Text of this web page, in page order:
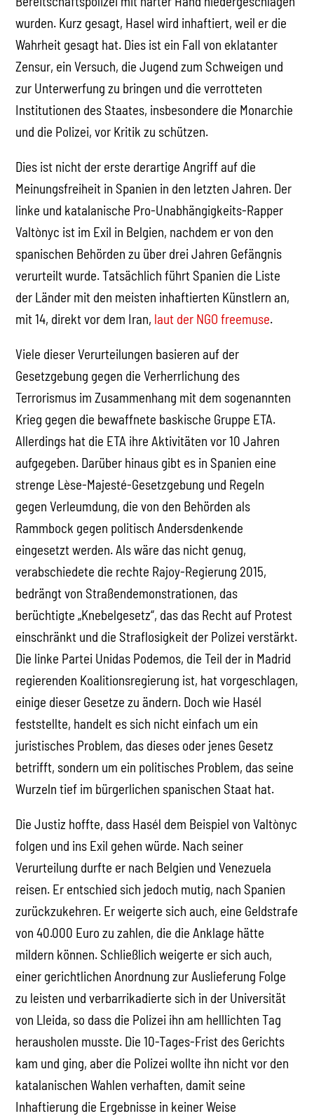
wurden. Kurz gesagt, Hasel wird inhaftiert, weil er die
Wahrheit gesagt hat. Dies ist ein Fall von eklatanter
Zensur, ein Versuch, die Jugend zum Schweigen und
zur Unterwerfung zu bringen und die verrotteten
Institutionen des Staates, insbesondere die Monarchie
und die Polizei, vor Kritik zu schützen.
Dies ist nicht der erste derartige Angriff auf die
Meinungsfreiheit in Spanien in den letzten Jahren. Der
linke und katalanische Pro-Unabhängigkeits-Rapper
Valtònyc ist im Exil in Belgien, nachdem er von den
spanischen Behörden zu über drei Jahren Gefängnis
verurteilt wurde. Tatsächlich führt Spanien die Liste
der Länder mit den meisten inhaftierten Künstlern an,
mit 14, direkt vor dem Iran, laut der NGO freemuse.
Viele dieser Verurteilungen basieren auf der
Gesetzgebung gegen die Verherrlichung des
Terrorismus im Zusammenhang mit dem sogenannten
Krieg gegen die bewaffnete baskische Gruppe ETA.
Allerdings hat die ETA ihre Aktivitäten vor 10 Jahren
aufgegeben. Darüber hinaus gibt es in Spanien eine
strenge Lèse-Majesté-Gesetzgebung und Regeln
gegen Verleumdung, die von den Behörden als
Rammbock gegen politisch Andersdenkende
eingesetzt werden. Als wäre das nicht genug,
verabschiedete die rechte Rajoy-Regierung 2015,
bedrängt von Straßendemonstrationen, das
berüchtigte „Knebelgesetz“, das das Recht auf Protest
einschränkt und die Straflosigkeit der Polizei verstärkt.
Die linke Partei Unidas Podemos, die Teil der in Madrid
regierenden Koalitionsregierung ist, hat vorgeschlagen,
einige dieser Gesetze zu ändern. Doch wie Hasél
feststellte, handelt es sich nicht einfach um ein
juristisches Problem, das dieses oder jenes Gesetz
betrifft, sondern um ein politisches Problem, das seine
Wurzeln tief im bürgerlichen spanischen Staat hat.
Die Justiz hoffte, dass Hasél dem Beispiel von Valtònyc
folgen und ins Exil gehen würde. Nach seiner
Verurteilung durfte er nach Belgien und Venezuela
reisen. Er entschied sich jedoch mutig, nach Spanien
zurückzukehren. Er weigerte sich auch, eine Geldstrafe
von 40.000 Euro zu zahlen, die die Anklage hätte
mildern können. Schließlich weigerte er sich auch,
einer gerichtlichen Anordnung zur Auslieferung Folge
zu leisten und verbarrikadierte sich in der Universität
von Lleida, so dass die Polizei ihn am helllichten Tag
herausholen musste. Die 10-Tages-Frist des Gerichts
kam und ging, aber die Polizei wollte ihn nicht vor den
katalanischen Wahlen verhaften, damit seine
Inhaftierung die Ergebnisse in keiner Weise